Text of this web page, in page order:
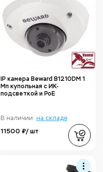
IP камера Beward B1210DM 1
Мп купольная с ИК-
подсветкой и PoE
В наличии: на складе
11500 ₽/ шт